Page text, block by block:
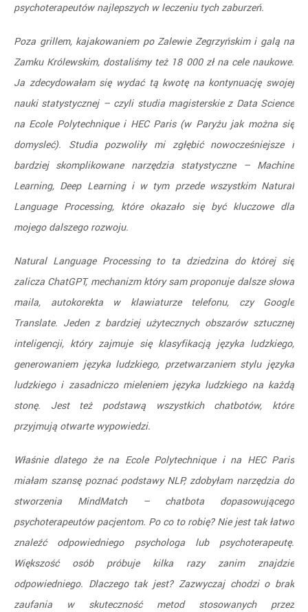
psychoterapeutów najlepszych w leczeniu tych zaburzeń.
Poza grillem, kajakowaniem po Zalewie Zegrzyńskim i galą na
Zamku Królewskim, dostaliśmy też 18 000 zł na cele naukowe.
Ja zdecydowałam się wydać tą kwotę na kontynuację swojej
nauki statystycznej – czyli studia magisterskie z Data Science
na Ecole Polytechnique i HEC Paris (w Paryżu jak można się
domysleć). Studia pozwoliły mi zgłębić nowocześniejsze i
bardziej skomplikowane narzędzia statystyczne – Machine
Learning, Deep Learning i w tym przede wszystkim Natural
Language Processing, które okazało się być kluczowe dla
mojego dalszego rozwoju.
Natural Language Processing to ta dziedzina do której się
zalicza ChatGPT, mechanizm który sam proponuje dalsze słowa
maila, autokorekta w klawiaturze telefonu, czy Google
Translate. Jeden z bardziej użytecznych obszarów sztucznej
inteligencji, który zajmuje się klasyfikacją języka ludzkiego,
generowaniem języka ludzkiego, przetwarzaniem stylu języka
ludzkiego i zasadniczo mieleniem języka ludzkiego na każdą
stonę. Jest też podstawą wszystkich chatbotów, które
przyjmują otwarte wypowiedzi.
Właśnie dlatego że na Ecole Polytechnique i na HEC Paris
miałam szansę poznać podstawy NLP, zdobyłam narzędzia do
stworzenia MindMatch – chatbota dopasowującego
psychoterapeutów pacjentom. Po co to robię? Nie jest tak łatwo
znaleźć odpowiedniego psychologa lub psychoterapeutę.
Większość osób próbuje kilka razy zanim znajdzie
odpowiedniego. Dlaczego tak jest? Zazwyczaj chodzi o brak
zaufania w skuteczność metod stosowanych przez